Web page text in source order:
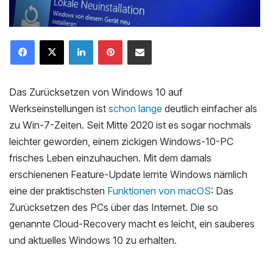
LinkedInPinterestMailen
Das Zurücksetzen von Windows 10 auf
Werkseinstellungen ist schon lange deutlich einfacher als
zu Win-7-Zeiten. Seit Mitte 2020 ist es sogar nochmals
leichter geworden, einem zickigen Windows-10-PC
frisches Leben einzuhauchen. Mit dem damals
erschienenen Feature-Update lernte Windows nämlich
eine der praktischsten Funktionen von macOS: Das
Zurücksetzen des PCs über das Internet. Die so
genannte Cloud-Recovery macht es leicht, ein sauberes
und aktuelles Windows 10 zu erhalten.